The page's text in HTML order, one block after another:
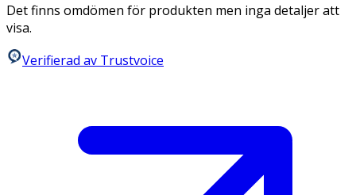
Det finns omdömen för produkten men inga detaljer att
visa.
Verifierad av Trustvoice